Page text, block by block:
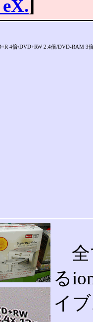
]
4倍/DVD+RW 2.4倍/DVD-RAM 3
全
る
イ